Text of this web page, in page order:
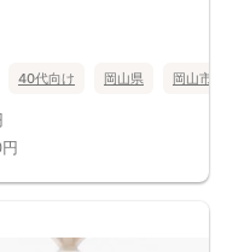
40代向け 岡山県 岡山市